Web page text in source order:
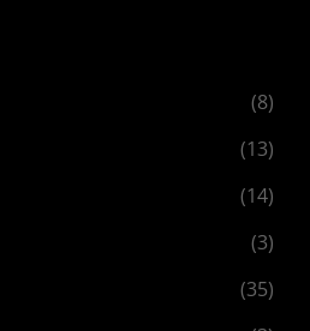
(8)
(13)
(14)
(3)
(35)